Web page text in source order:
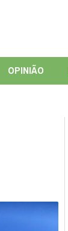
OPINIÃO